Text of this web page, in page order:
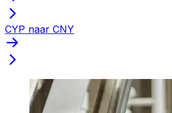
CYP naar CNY